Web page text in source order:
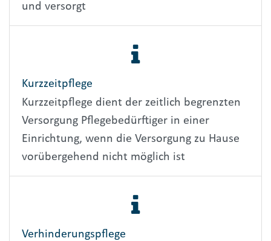
und versorgt
Kurzzeitpflege
Kurzzeitpflege dient der zeitlich begrenzten
Versorgung Pflegebedürftiger in einer
Einrichtung, wenn die Versorgung zu Hause
vorübergehend nicht möglich ist
Verhinderungspflege